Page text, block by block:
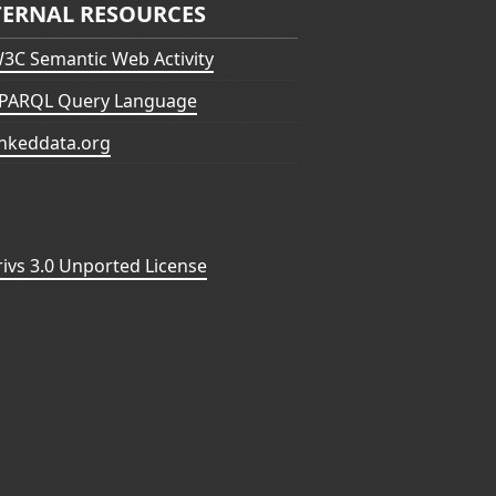
RESOURCES
Semantic Web Activity
Query Language
3.0 Unported License